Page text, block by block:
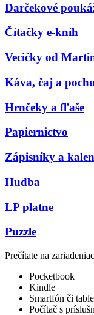
Darčekové
Čítačky e-kníh
Vecičky od
Káva, čaj a
Hrnčeky a fľaše
Papiernictvo
Zápisníky a
Hudba
LP platne
Puzzle
Prečítate na
Pocketbook
Kindle
Smartfón či
Počítač s